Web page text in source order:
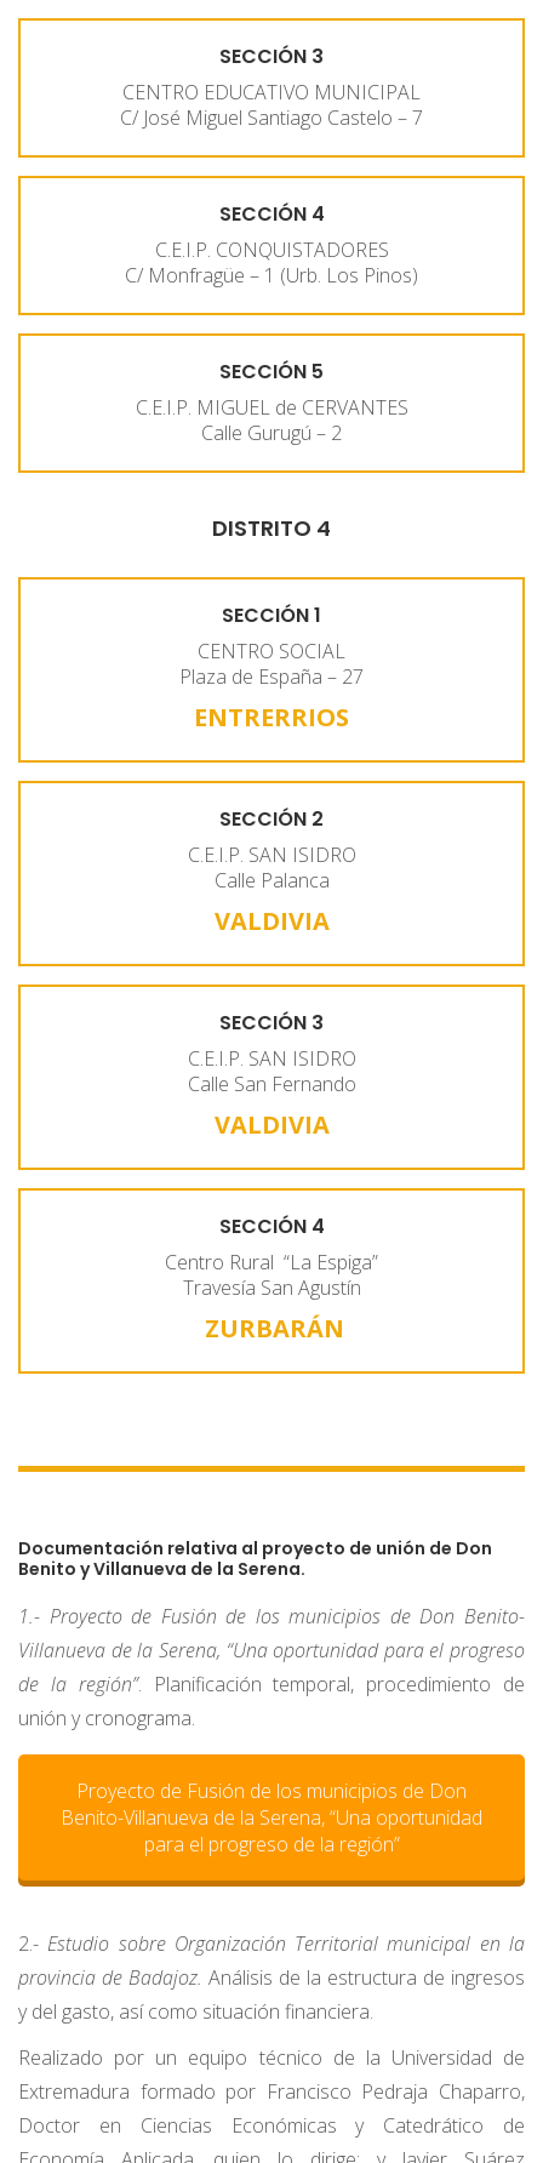
SECCIÓN 3
CENTRO EDUCATIVO MUNICIPAL
C/ José Miguel Santiago Castelo – 7
SECCIÓN 4
C.E.I.P. CONQUISTADORES
C/ Monfragüe – 1 (Urb. Los Pinos)
SECCIÓN 5
C.E.I.P. MIGUEL de CERVANTES
Calle Gurugú – 2
DISTRITO 4
SECCIÓN 1
CENTRO SOCIAL
Plaza de España – 27
ENTRERRIOS
SECCIÓN 2
C.E.I.P. SAN ISIDRO
Calle Palanca
VALDIVIA
SECCIÓN 3
C.E.I.P. SAN ISIDRO
Calle San Fernando
VALDIVIA
SECCIÓN 4
Centro Rural “La Espiga”
Travesía San Agustín
ZURBARÁN
Documentación relativa al proyecto de unión de Don
Benito y Villanueva de la Serena.
1.- Proyecto de Fusión de los municipios de Don Benito-
Villanueva de la Serena, “Una oportunidad para el progreso
de la región”. Planificación temporal, procedimiento de
unión y cronograma.
Proyecto de Fusión de los municipios de Don
Benito-Villanueva de la Serena, “Una oportunidad
para el progreso de la región”
2.-Estudio sobre Organización Territorial municipal en la
provincia de Badajoz. Análisis de la estructura de ingresos
y del gasto, así como situación financiera.
Realizado por un equipo técnico de la Universidad de
Extremadura formado por Francisco Pedraja Chaparro,
Doctor en Ciencias Económicas y Catedrático de